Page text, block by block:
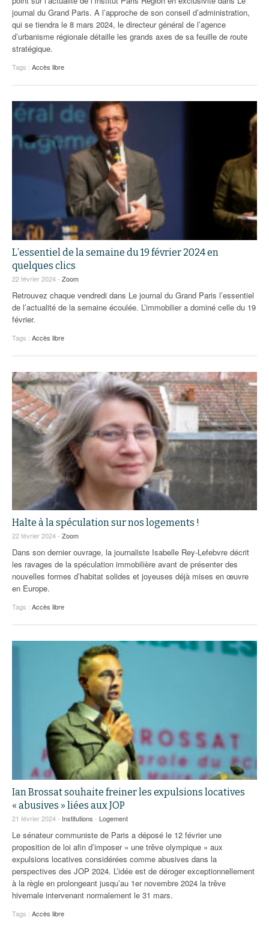
journal du Grand Paris. A l’approche de son conseil d’administration,
qui se tiendra le 8 mars 2024, le directeur général de l’agence
d’urbanisme régionale détaille les grands axes de sa feuille de route
stratégique.
Tags : Accès libre
L’essentiel de la semaine du 19 février 2024 en
quelques clics
22 février 2024 - Zoom
Retrouvez chaque vendredi dans Le journal du Grand Paris l’essentiel
de l’actualité de la semaine écoulée. L’immobilier a dominé celle du 19
février.
Tags : Accès libre
Halte à la spéculation sur nos logements !
22 février 2024 - Zoom
Dans son dernier ouvrage, la journaliste Isabelle Rey-Lefebvre décrit
les ravages de la spéculation immobilière avant de présenter des
nouvelles formes d’habitat solides et joyeuses déjà mises en œuvre
en Europe.
Tags : Accès libre
Ian Brossat souhaite freiner les expulsions locatives
« abusives » liées aux JOP
21 février 2024 - Institutions - Logement
Le sénateur communiste de Paris a déposé le 12 février une
proposition de loi afin d’imposer « une trêve olympique » aux
expulsions locatives considérées comme abusives dans la
perspectives des JOP 2024. L’idée est de déroger exceptionnellement
à la règle en prolongeant jusqu’au 1er novembre 2024 la trêve
hivernale intervenant normalement le 31 mars.
Tags : Accès libre